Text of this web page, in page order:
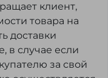
клиент,
товара на
доставки
в случае если
за свой